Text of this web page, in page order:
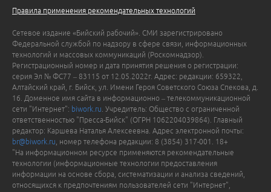
Правила применения рекомендательных технологий
Сетевое издание «Бийский рабочий». СМИ зарегистрировано
Федеральной службой по надзору в сфере связи, информационных
технологий и массовых коммуникаций (Роскомнадзор).
Регистрационный номер и дата принятия решения о регистрации:
серия Эл № ФС77 – 83115 от 12.05.2022г. Адрес: редакции: 659322,
Алтайский край, г. Бийск, ул. Имени Героя Советского Союза Спекова, д.
16. Доменное имя сайта в информационно – телекоммуникационной
сети "Интернет": biwork.ru . Учредитель: Общество с ограниченной
ответственностью "Пресса-Бийск" (ОГРН 1062204039864). Главный
редактор: Каршева Наталья Алексеевна. Адрес электронной почты:
br@biwork.ru , номер телефона редакции: 8 (3854) 317-001. 18+
"На информационном ресурсе применяются рекомендательные
технологии (информационные технологии предоставления
информации на основе сбора, систематизации и анализа сведений,
относящихся к предпочтениям пользователей сети "Интернет",